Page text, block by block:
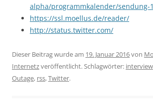
alpha/programmkalender/sendung-
https://ssl.moellus.de/reader/
http://status.twitter.com/
Dieser Beitrag wurde am 19. Januar 2016von
Internetzveröffentlicht. Schlagwörter: interview
Outage, rss,Twitter.